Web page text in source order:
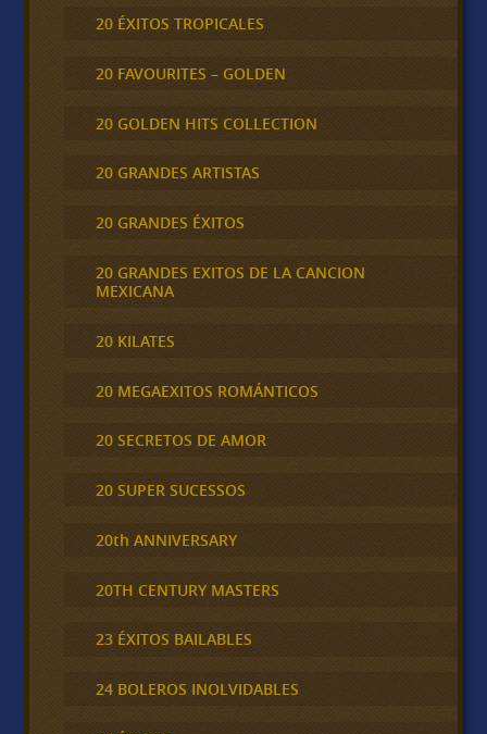
20 ÉXITOS TROPICALES
20 FAVOURITES – GOLDEN
20 GOLDEN HITS COLLECTION
20 GRANDES ARTISTAS
20 GRANDES ÉXITOS
20 GRANDES EXITOS DE LA CANCION
MEXICANA
20 KILATES
20 MEGAEXITOS ROMÁNTICOS
20 SECRETOS DE AMOR
20 SUPER SUCESSOS
20th ANNIVERSARY
20TH CENTURY MASTERS
23 ÉXITOS BAILABLES
24 BOLEROS INOLVIDABLES